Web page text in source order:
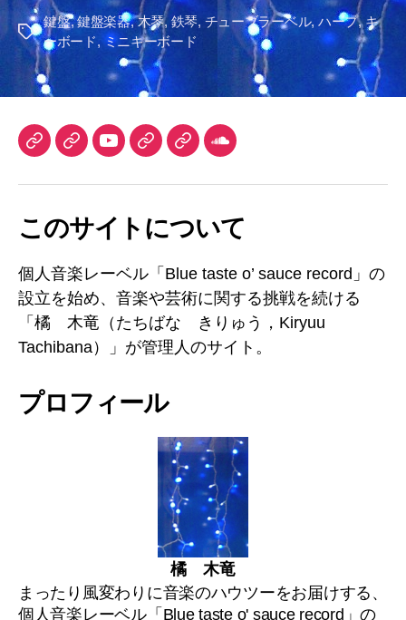
–
っ
い
て
タ
グ
鍵盤,鍵盤楽器,木琴, 鉄琴, チューブラーベル, ハープ,キ
ーボード,ミニキーボード
TuneCore
iTunesYouTube
ン
ル
DLsiteAudiostockSoundCloud
このサイトについて
個人音楽レーベル「Blue taste o’ sauce record」の
設立を始め、音楽や芸術に関する挑戦を続ける
「橘 木竜（たちばな きりゅう，Kiryuu
Tachibana）」が管理人のサイト。
プロフィール
橘 木竜
まったり風変わりに音楽のハウツーをお届けする、
個人音楽レーベル「Blue taste o' sauce record」の